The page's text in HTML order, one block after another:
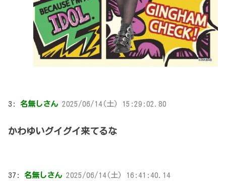
3: 名無しさん 2025/06/14(土) 15:29:02.80
かわゆいグイグイ来てるな
37: 名無しさん 2025/06/14(土) 16:41:40.14